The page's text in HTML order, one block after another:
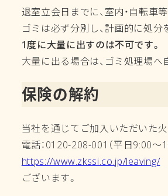
退室立会日までに、
ゴミは必ず分別し、計画的に処分
1度に大量に出すのは不可です。
大量に出る場合は、ゴミ処理場
保険の解約
当社を通じてご加入い
電話：0120-208-001（平日9:00〜
https://www.zkssi.co.jp/leaving/
ございます。